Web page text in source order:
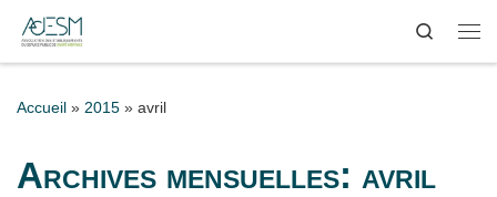
Passer au contenu
Search
Accueil » 2015 » avril
Archives mensuelles: avril